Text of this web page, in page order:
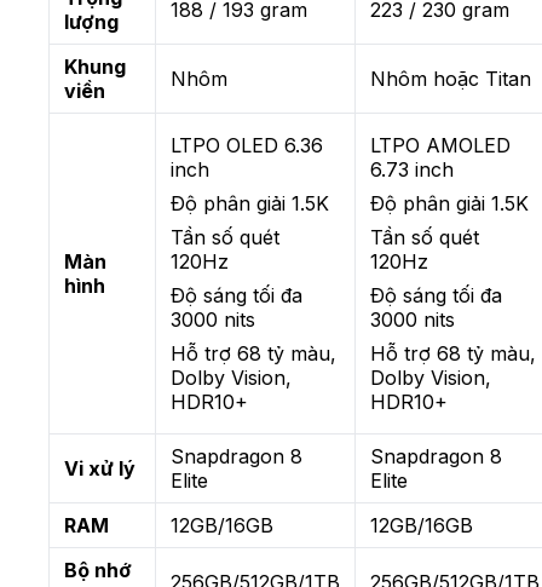
lượng
188 / 193 gram 223 / 230 gram
Khung
viền
Nhôm Nhôm hoặc Titan
Màn
hình
LTPO OLED 6.36
inch
Độ phân giải 1.5K
Tần số quét
120Hz
Độ sáng tối đa
3000 nits
Hỗ trợ 68 tỷ màu,
Dolby Vision,
HDR10+
LTPO AMOLED
6.73 inch
Độ phân giải 1.5K
Tần số quét
120Hz
Độ sáng tối đa
3000 nits
Hỗ trợ 68 tỷ màu,
Dolby Vision,
HDR10+
Vi xử lý
Snapdragon 8
Elite
Snapdragon 8
Elite
RAM
12GB/16GB
12GB/16GB
Bộ nhớ